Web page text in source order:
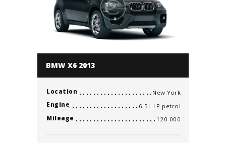
BMW X6 2013
Location
New York
Engine
6.5L LP petrol
Mileage
120 000